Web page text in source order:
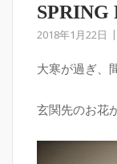
SPRING
2018年1月22日
大寒が過ぎ、
玄関先のお花